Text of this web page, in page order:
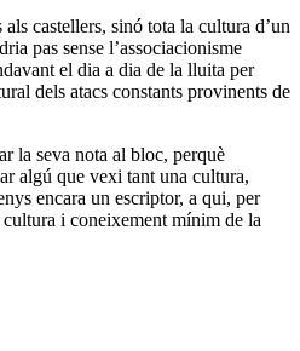
castellers, sinó tota la cultura d’un
pas sense l’associacionisme
el dia a dia de la lluita per
dels atacs constants provinents de
la seva nota al bloc, perquè
algú que vexi tant una cultura,
encara un escriptor, a qui, per
i coneixement mínim de la